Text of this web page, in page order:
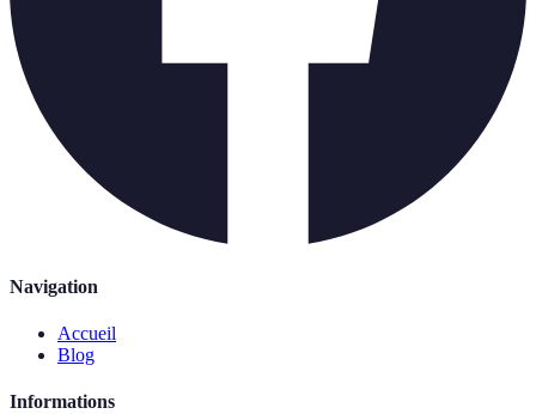
Navigation
Accueil
Blog
Informations